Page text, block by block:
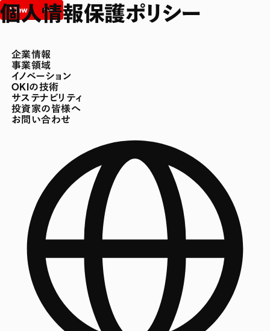
企業情報
事業領域
イノベーション
OKIの技術
サステナビリティ
投資家の皆様へ
お問い合わせ
個人情報保護ポリシー